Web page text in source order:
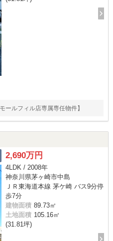
ールフィル店専属専任物件】
2,690万円
4LDK / 2008年
神奈川県茅ヶ崎市中島
ＪＲ東海道本線 茅ケ崎 バス9分停
歩7分
建物面積 89.73㎡
土地面積 105.16㎡
(31.81坪)